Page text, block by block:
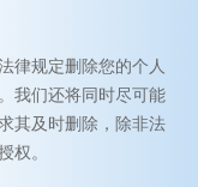
律规定删除您的个人
我们还将同时尽可能
其及时删除，除非法
权。